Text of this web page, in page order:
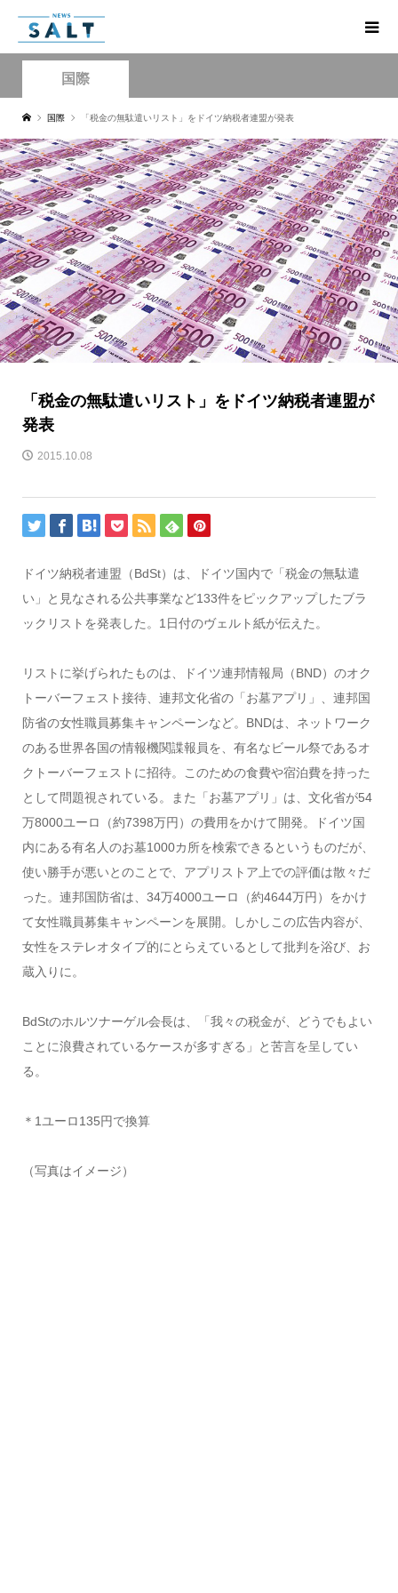
国際
国際 「税金の無駄遣いリスト」をドイツ納税者連盟が発表
「税金の無駄遣いリスト」をドイツ納税者連盟が
発表
2015.10.08
ドイツ納税者連盟（BdSt）は、ドイツ国内で「税金の無駄遣
い」と見なされる公共事業など133件をピックアップしたブラ
ックリストを発表した。1日付のヴェルト紙が伝えた。
リストに挙げられたものは、ドイツ連邦情報局（BND）のオク
トーバーフェスト接待、連邦文化省の「お墓アプリ」、連邦国
防省の女性職員募集キャンペーンなど。BNDは、ネットワーク
のある世界各国の情報機関諜報員を、有名なビール祭であるオ
クトーバーフェストに招待。このための食費や宿泊費を持った
として問題視されている。また「お墓アプリ」は、文化省が54
万8000ユーロ（約7398万円）の費用をかけて開発。ドイツ国
内にある有名人のお墓1000カ所を検索できるというものだが、
使い勝手が悪いとのことで、アプリストア上での評価は散々だ
った。連邦国防省は、34万4000ユーロ（約4644万円）をかけ
て女性職員募集キャンペーンを展開。しかしこの広告内容が、
女性をステレオタイプ的にとらえているとして批判を浴び、お
蔵入りに。
BdStのホルツナーゲル会長は、「我々の税金が、どうでもよい
ことに浪費されているケースが多すぎる」と苦言を呈してい
る。
＊1ユーロ135円で換算
（写真はイメージ）